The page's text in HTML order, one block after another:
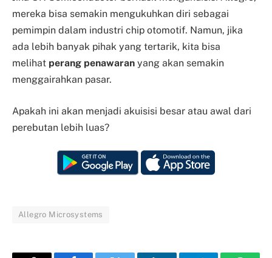
mereka bisa semakin mengukuhkan diri sebagai
pemimpin dalam industri chip otomotif. Namun, jika
ada lebih banyak pihak yang tertarik, kita bisa
melihat perang penawaran yang akan semakin
menggairahkan pasar.
Apakah ini akan menjadi akuisisi besar atau awal dari
perebutan lebih luas?
Allegro Microsystems